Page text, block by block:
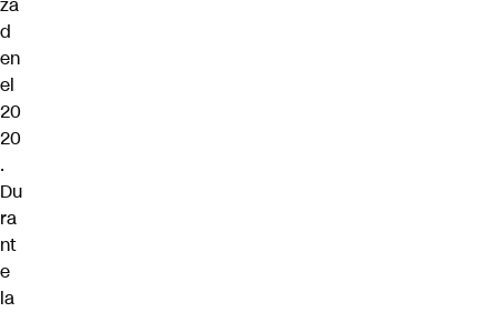
d
en
el
20
20
.
Du
ra
nt
e
la